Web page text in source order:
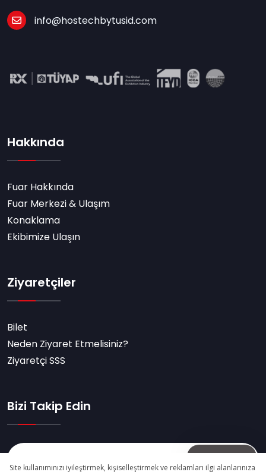
info@hostechbytusid.com
Hakkında
Fuar Hakkında
Fuar Merkezi & Ulaşım
Konaklama
Ekibimize Ulaşın
Ziyaretçiler
Bilet
Neden Ziyaret Etmelisiniz?
Ziyaretçi SSS
Bizi Takip Edin